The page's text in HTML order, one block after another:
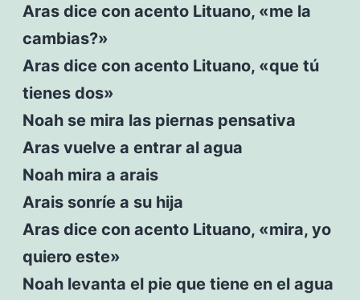
Aras dice con acento Lituano, «me la
cambias?»
Aras dice con acento Lituano, «que tú
tienes dos»
Noah se mira las piernas pensativa
Aras vuelve a entrar al agua
Noah mira a arais
Arais sonríe a su hija
Aras dice con acento Lituano, «mira, yo
quiero este»
Noah levanta el pie que tiene en el agua